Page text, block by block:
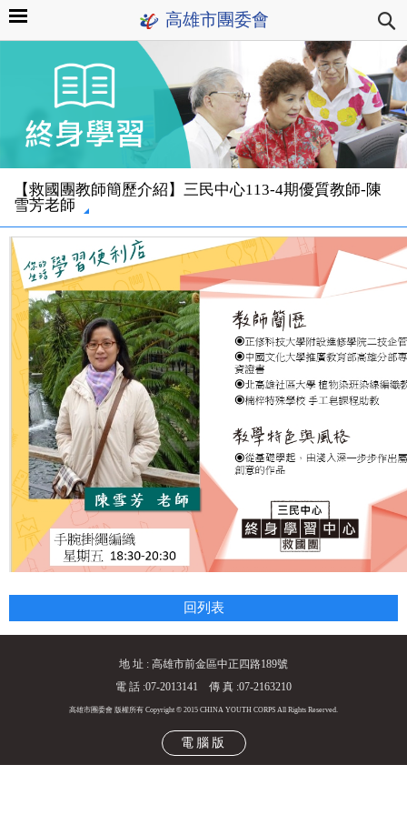
高雄市團委會
【救國團教師簡歷介紹】三民中心113-4期優質教師-陳
雪芳老師
回列表
地 址 : 高雄市前金區中正四路189號
電 話 :07-2013141 傳 真 :07-2163210
高雄市團委會 版權所有 Copyright © 2015 CHINA YOUTH CORPS All Rights Reserved.
電腦版